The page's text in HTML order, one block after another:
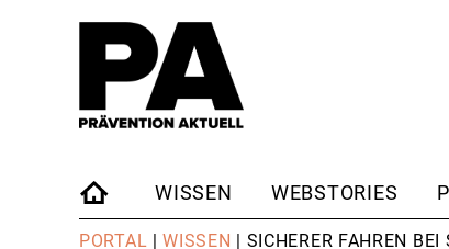
STARTSEITE
WISSEN WEBSTORIES
PORTAL |WISSEN | SICHERER FAHREN